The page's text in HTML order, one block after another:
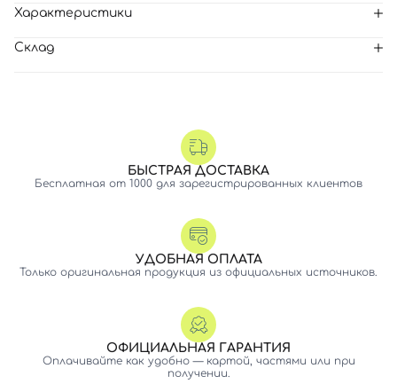
Характеристики
Склад
БЫСТРАЯ ДОСТАВКА
Бесплатная от 1000 для зарегистрированных клиентов
УДОБНАЯ ОПЛАТА
Только оригинальная продукция из официальных источников.
ОФИЦИАЛЬНАЯ ГАРАНТИЯ
Оплачивайте как удобно — картой, частями или при
получении.